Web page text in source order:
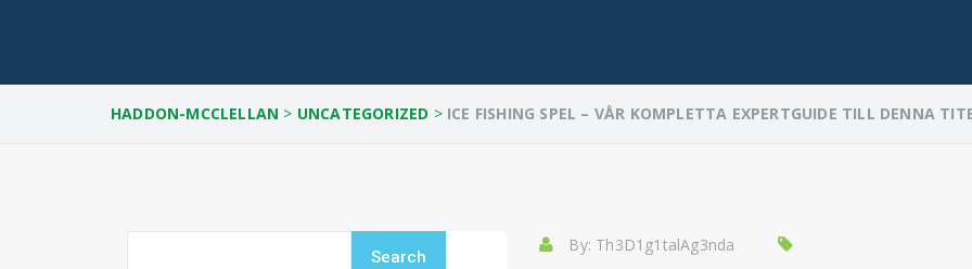
HADDON-MCCLELLAN > UNCATEGORIZED > ICE FISHING SPEL – VÅR KOMPLETTA EXPERTGUIDE TILL DENNA
By: Th3D1g1talAg3nda
Search